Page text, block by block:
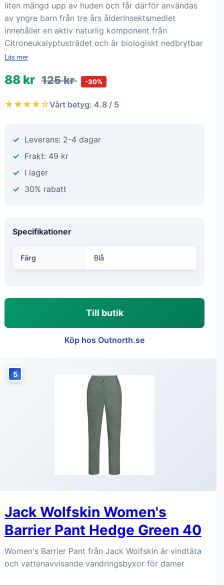
liten mängd upp av huden och får därför användas
av yngre barn från tre års ålderInsektsmedlet
innehåller en aktiv naturlig komponent från
Citroneukalyptusträdet och är biologiskt nedbrytbar
Läs mer
88 kr 125 kr -30%
★★★★☆Vårt betyg: 4.8 / 5
Leverans: 2-4 dagar
Frakt: 49 kr
I lager
30% rabatt
Specifikationer
Färg Blå
Till butik
Köp hos Outnorth.se
5
Jack Wolfskin Women's
Barrier Pant Hedge Green 40
Women's Barrier Pant från Jack Wolfskin är vindtäta
och vattenavvisande vandringsbyxor för damer